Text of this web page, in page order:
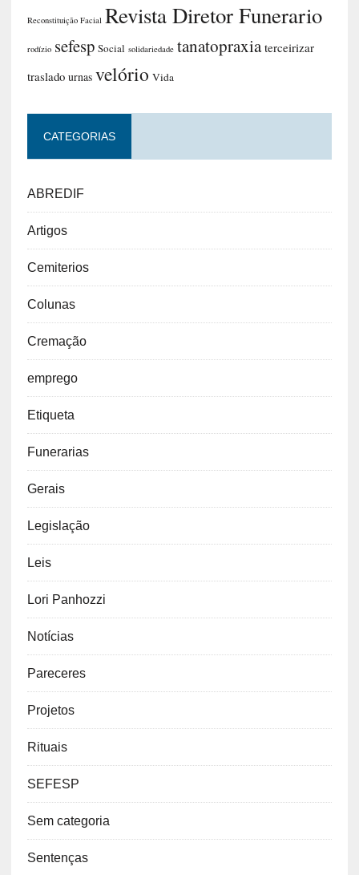
Reconstituição Facial Revista Diretor Funerario
rodízio sefesp Social solidariedade tanatopraxia terceirizar
traslado urnas velório Vida
CATEGORIAS
ABREDIF
Artigos
Cemiterios
Colunas
Cremação
emprego
Etiqueta
Funerarias
Gerais
Legislação
Leis
Lori Panhozzi
Notícias
Pareceres
Projetos
Rituais
SEFESP
Sem categoria
Sentenças